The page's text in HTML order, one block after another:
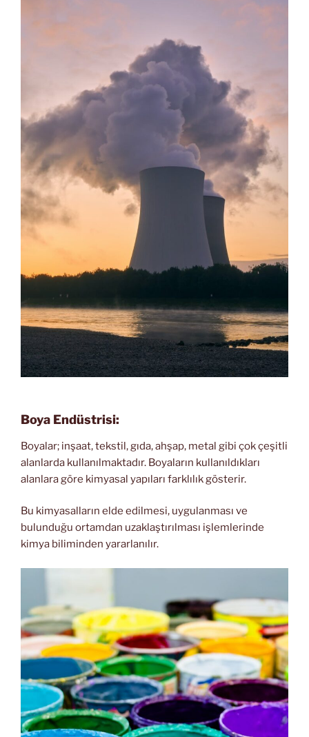
Boya Endüstrisi:
Boyalar; inşaat, tekstil, gıda, ahşap, metal gibi çok çeşitli
alanlarda kullanılmaktadır. Boyaların kullanıldıkları
alanlara göre kimyasal yapıları farklılık gösterir.
Bu kimyasalların elde edilmesi, uygulanması ve
bulunduğu ortamdan uzaklaştırılması işlemlerinde
kimya biliminden yararlanılır.